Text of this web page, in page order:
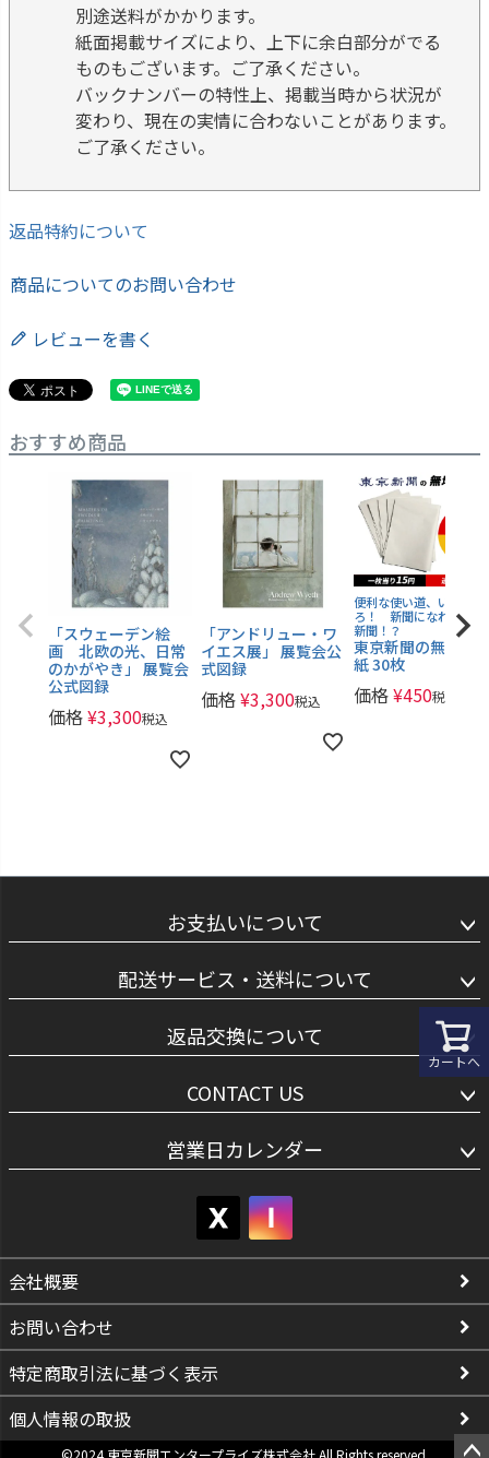
別途送料がかかります。
紙面掲載サイズにより、上下に余白部分がでる
ものもございます。ご了承ください。
バックナンバーの特性上、掲載当時から状況が
変わり、現在の実情に合わないことがあります。
ご了承ください。
返品特約について
商品についてのお問い合わせ
レビューを書く
おすすめ商品
「スウェーデン絵
画 北欧の光、日常
のかがやき」 展覧会
公式図録
価格¥3,300税込
「アンドリュー・ワ
イエス展」 展覧会公
式図録
価格¥3,300税込
便利な使い道、いろい
ろ！ 新聞になれなかっ
新聞！？
東京新聞の無地新
紙 30枚
価格¥450税込
カートへ
お支払いについて
配送サービス・送料について
返品交換について
CONTACT US
営業日カレンダー
会社概要
お問い合わせ
特定商取引法に基づく表示
個人情報の取扱
©2024 東京新聞エンタープライズ株式会社 All Rights reserved.